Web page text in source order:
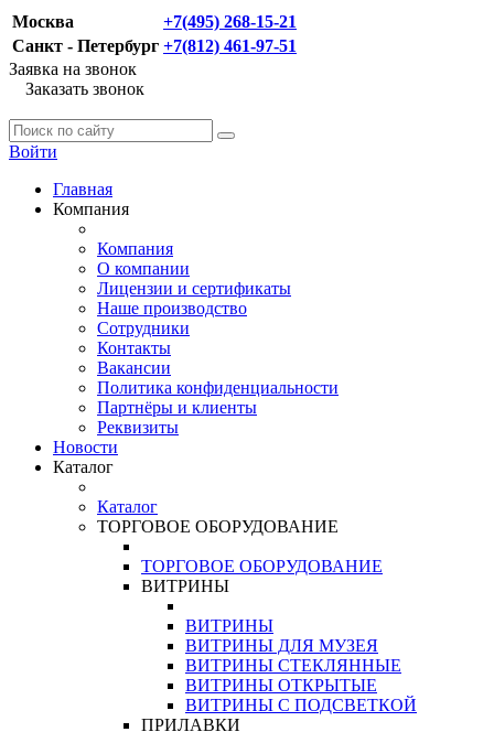
Москва
+7(495) 268-15-21
Санкт - Петербург +7(812) 461-97-51
Заявка на звонок
Заказать звонок
Войти
Главная
Компания
Компания
О компании
Лицензии и сертификаты
Наше производство
Сотрудники
Контакты
Вакансии
Политика конфиденциальности
Партнёры и клиенты
Реквизиты
Новости
Каталог
Каталог
ТОРГОВОЕ ОБОРУДОВАНИЕ
ТОРГОВОЕ ОБОРУДОВАНИЕ
ВИТРИНЫ
ВИТРИНЫ
ВИТРИНЫ ДЛЯ МУЗЕЯ
ВИТРИНЫ СТЕКЛЯННЫЕ
ВИТРИНЫ ОТКРЫТЫЕ
ВИТРИНЫ С ПОДСВЕТКОЙ
ПРИЛАВКИ